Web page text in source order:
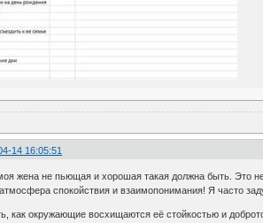
14 16:05:51
жена не пьющая и хорошая такая должна быть. Это
спокойствия и взаимопонимания! Я часто
как окружающие восхищаются её стойкостью и